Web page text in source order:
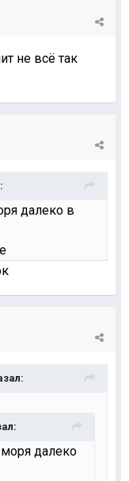
не всё так
далеко в
далеко